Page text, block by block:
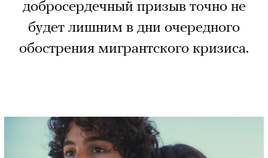
добросердечный призыв точно не
будет лишним в дни очередного
обострения мигрантского кризиса.